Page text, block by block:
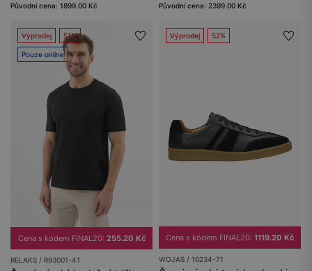
Původní cena: 1899.00 Kč
Původní cena: 2399.00 Kč
Výprodej 51%
Pouze online
Cena s kódem FINAL20: 255.20 Kč
RELAKS / R93001-41
Výprodej 52%
Cena s kódem FINAL20: 1119.20 Kč
WOJAS / 10234-71